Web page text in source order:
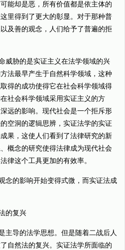
能却是恶，所有价值都是依主体的
里得到了更大的彰显。对于那种普
及善的观念，人们给予了普遍的拒
胁的是实证主义在法学领域的兴
法最早产生于自然科学领域，这种
得的成功使得它在社会科学领域得
社会科学领域采用实证主义的方
远的影响。现代社会是一个拒斥形
空洞的逻辑思辨，实证法学的实证
果，这使人们看到了法律研究的新
概念的研究使得法律成为现代社会
律这个工具更加的有效率。
的影响开始变得式微，而实证法成
的复兴
导的法学思想。但是随着二战后人
自然法的复兴。实证法学所面临的